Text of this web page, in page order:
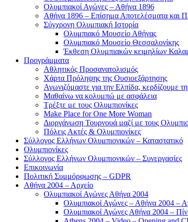
Ολυμπιακοί Αγώνες – Αθήνα 1896
Αθήνα 1896 – Επίσημα Αποτελέσματα και
Σύγχρονη Ολυμπιακή Ιστορία
Ολυμπιακό Μουσείο Αθήνας
Ολυμπιακό Μουσείο Θεσσαλονίκης
Έκθεση Ολυμπιακών κειμηλίων
Προγράμματα
Αθλητικός Προσανατολισμός
Χάρτα Πρόληψης της Ουσιοεξάρτησης
Αγωνιζόμαστε για την Ελπίδα, κερδίζουμε
Μαθαίνω να κολυμπώ με ασφάλεια
Τρέξτε με τους Ολυμπιονίκες
Make Place for One More Woman
Διοργάνωση Τουρνουά μαζί με τους
Πόλεις Ακτές & Ολυμπιονίκες
Σύλλογος Ελλήνων Ολυμπιονικών – Καταστατικό
Ολυμπιονίκες
Σύλλογος Ελλήνων Ολυμπιονικών – Συνεργασίες
Επικοινωνία
Πολιτική Συμμόρφωσης – GDPR
Αθήνα 2004 – Αρχείο
Ολυμπιακοί Αγώνες Αθήνα 2004
Ολυμπιακοί Αγώνες – Αθήνα 2004 –
Ολυμπιακοί Αγώνες Αθήνα 2004 –